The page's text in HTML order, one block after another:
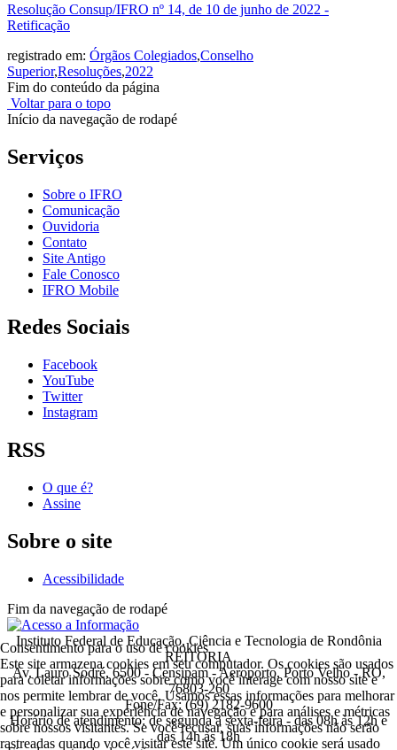
Resolução Consup/IFRO nº 14, de 10 de junho de 2022 -
Retificação
registrado em: Órgãos Colegiados,Conselho
Superior,Resoluções,2022
Fim do conteúdo da página
Voltar para o topo
Início da navegação de rodapé
Serviços
Sobre o IFRO
Comunicação
Ouvidoria
Contato
Site Antigo
Fale Conosco
IFRO Mobile
Redes Sociais
Facebook
YouTube
Twitter
Instagram
RSS
O que é?
Assine
Sobre o site
Acessibilidade
Fim da navegação de rodapé
Instituto Federal de Educação, Ciência e Tecnologia de Rondônia
REITORIA
Av. Lauro Sodré, 6500 - Censipam - Aeroporto, Porto Velho - RO,
76803-260
Fone/Fax: (69) 2182-9600
Horário de atendimento: de segunda a sexta-feira - das 08h às 12h e
das 14h às 18h
Consentimento para o uso de cookies
Este site armazena cookies em seu computador. Os cookies são usados
para coletar informações sobre como você interage com nosso site e
nos permite lembrar de você. Usamos essas informações para melhorar
e personalizar sua experiência de navegação e para análises e métricas
sobre nossos visitantes. Se você recusar, suas informações não serão
rastreadas quando você visitar este site. Um único cookie será usado